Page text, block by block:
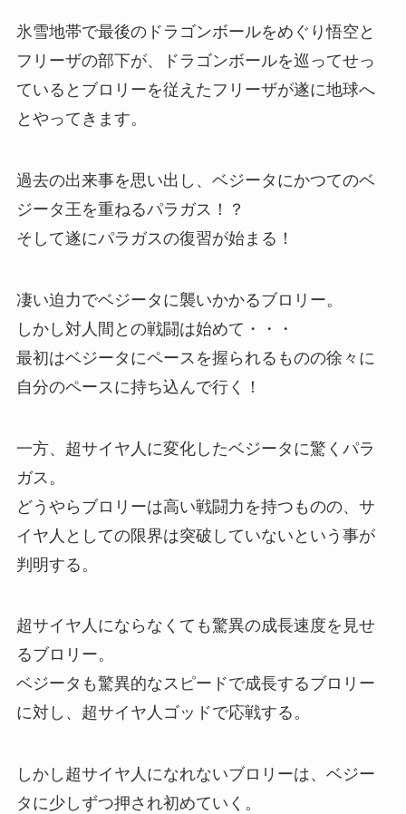
氷雪地帯で最後のドラゴンボールをめぐり悟空と
フリーザの部下が、ドラゴンボールを巡ってせっ
ているとブロリーを従えたフリーザが遂に地球へ
とやってきます。
過去の出来事を思い出し、ベジータにかつてのベ
ジータ王を重ねるパラガス！？
そして遂にパラガスの復習が始まる！
凄い迫力でベジータに襲いかかるブロリー。
しかし対人間との戦闘は始めて・・・
最初はベジータにペースを握られるものの徐々に
自分のペースに持ち込んで行く！
一方、超サイヤ人に変化したベジータに驚くパラ
ガス。
どうやらブロリーは高い戦闘力を持つものの、サ
イヤ人としての限界は突破していないという事が
判明する。
超サイヤ人にならなくても驚異の成長速度を見せ
るブロリー。
ベジータも驚異的なスピードで成長するブロリー
に対し、超サイヤ人ゴッドで応戦する。
しかし超サイヤ人になれないブロリーは、ベジー
タに少しずつ押され初めていく。